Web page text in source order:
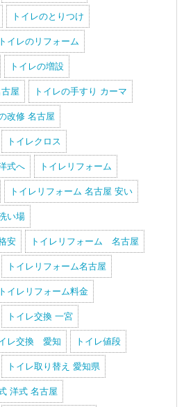
トイレのとりつけ
トイレのリフォーム
トイレの増設
屋 トイレの手すり カーマ
改修 名古屋
トイレクロス
式へ トイレリフォーム
トイレリフォーム 名古屋 安い
い場
安 トイレリフォーム 名古屋
トイレリフォーム名古屋
トイレリフォーム料金
トイレ交換 一宮
レ交換 愛知 トイレ値段
トイレ取り替え 愛知県
洋式 名古屋